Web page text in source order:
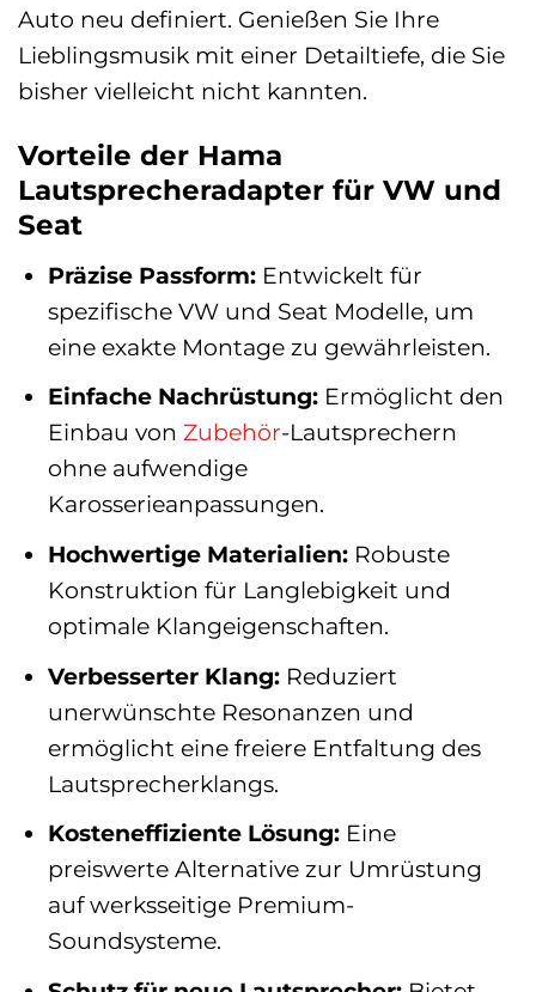
Auto neu definiert. Genießen Sie Ihre
Lieblingsmusik mit einer Detailtiefe, die Sie
bisher vielleicht nicht kannten.
Vorteile der Hama
Lautsprecheradapter für VW und
Seat
Präzise Passform:Entwickelt für
spezifische VW und Seat Modelle, um
eine exakte Montage zu gewährleisten.
Einfache Nachrüstung:Ermöglicht den
Einbau von Zubehör-Lautsprechern
ohne aufwendige
Karosserieanpassungen.
Hochwertige Materialien:Robuste
Konstruktion für Langlebigkeit und
optimale Klangeigenschaften.
Verbesserter Klang:Reduziert
unerwünschte Resonanzen und
ermöglicht eine freiere Entfaltung des
Lautsprecherklangs.
Kosteneffiziente Lösung:Eine
preiswerte Alternative zur Umrüstung
auf werksseitige Premium-
Soundsysteme.